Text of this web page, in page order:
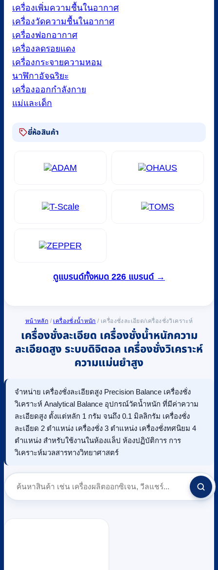
เครื่องเพิ่มความชื้นในอากาศ
เครื่องวัดความชื้นในอากาศ
เครื่องฟอกอากาศ
เครื่องลดรอยแดง
เครื่องกระจายความหอม
นาฬิกาอัจฉริยะ
เครื่องออกกำลังกาย
แม่และเด็ก
ยี่ห้อสินค้า
ดูแบรนด์ทั้งหมด 226 แบรนด์ →
หน้าหลัก / เครื่องชั่งน้ำหนัก / เครื่องชั่งละเอียด/เครื่องชั่งวิเคราะห์
เครื่องชั่งละเอียด เครื่องชั่งน้ำหนักความ
ละเอียดสูง ระบบดิจิตอล เครื่องชั่งวิเคราะห์
ความแม่นยำสูง
จำหน่าย เครื่องชั่งละเอียดสูง Precision Balance เครื่องชั่ง
วิเคราะห์ Analytical Balance อุปกรณ์วัดน้ำหนัก ที่มีค่าความ
ละเอียดสูง ตั้งแต่หลัก 1 กรัม จนถึง 0.1 มิลลิกรัม เครื่องชั่ง
ละเอียด 2 ตำแหน่ง เครื่องชั่ง 3 ตำแหน่ง เครื่องชั่งทศนิยม 4
ตำแหน่ง สำหรับใช้งานในห้องแล็ป ห้องปฏิบัติการ การ
วิเคราะห์มวลสารทางวิทยาศาสตร์